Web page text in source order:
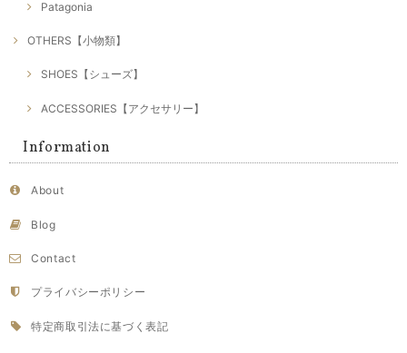
Patagonia
OTHERS【小物類】
SHOES【シューズ】
ACCESSORIES【アクセサリー】
Information
About
Blog
Contact
プライバシーポリシー
特定商取引法に基づく表記